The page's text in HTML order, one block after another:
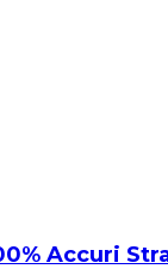
Accuri